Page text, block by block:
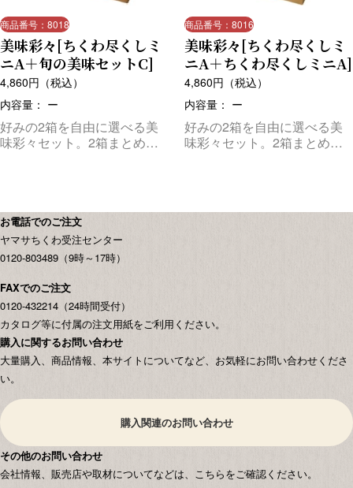
商品番号：8018
美味彩々[ちくわ尽くしミ
ニA＋旬の美味セットC]
4,860円（税込）
内容量： ー
好みの2箱を自由に選べる美
味彩々セット。2箱まとめて
商品番号：8016
美味彩々[ちくわ尽くしミ
ニA＋ちくわ尽くしミニA]
4,860円（税込）
内容量： ー
好みの2箱を自由に選べる美
味彩々セット。2箱まとめて
お電話でのご注文
ヤマサちくわ受注センター
0120-803489（9時～17時）
FAXでのご注文
0120-432214（24時間受付）
カタログ等に付属の注文用紙をご利用ください。
購入に関するお問い合わせ
大量購入、商品情報、本サイトについてなど、お気軽にお問い合わせくださ
い。
購入関連のお問い合わせ
その他のお問い合わせ
会社情報、販売店や取材についてなどは、こちらをご確認ください。